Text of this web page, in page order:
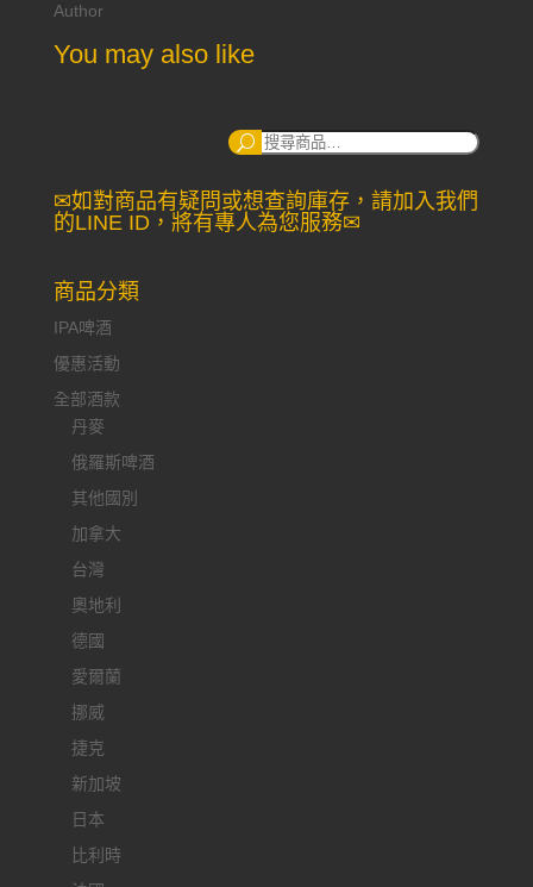
Author
You may also like
搜
✉如對商品有疑問或想查詢庫存，請加入我們
的LINE ID，將有專人為您服務✉
商品分類
IPA啤酒
優惠活動
全部酒款
丹麥
俄羅斯啤酒
其他國別
加拿大
台灣
奧地利
德國
愛爾蘭
挪威
捷克
新加坡
日本
比利時